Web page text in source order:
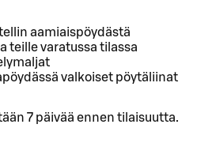
aamiaispöydästä
teille varatussa tilassa
valkoiset pöytäliinat
7 päivää ennen tilaisuutta.